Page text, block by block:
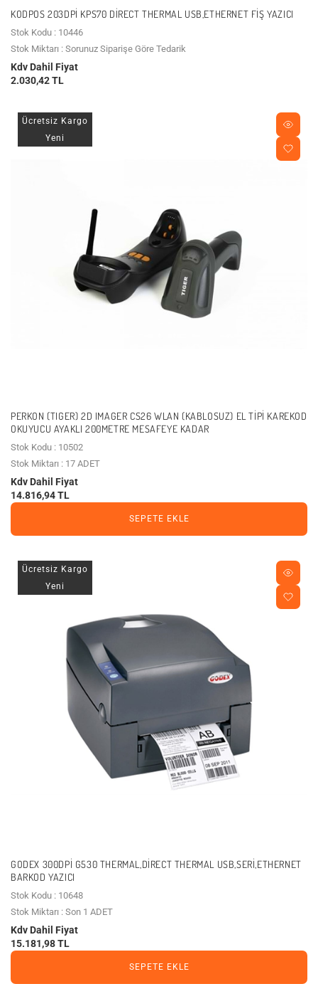
KODPOS 203DPI KPS70 DIRECT THERMAL USB,ETHERNET FIŞ YAZICI
Stok Kodu : 10446
Stok Miktarı : Sorunuz Siparişe Göre Tedarik
Kdv Dahil Fiyat
2.030,42 TL
Ücretsiz Kargo
Yeni
PERKON (TIGER) 2D IMAGER CS26 WLAN (KABLOSUZ) EL TIPI KAREKOD
OKUYUCU AYAKLI 200METRE MESAFEYE KADAR
Stok Kodu : 10502
Stok Miktarı : 17 ADET
Kdv Dahil Fiyat
14.816,94 TL
SEPETE EKLE
Ücretsiz Kargo
Yeni
GODEX 300DPI G530 THERMAL,DIRECT THERMAL USB,SERI,ETHERNET
BARKOD YAZICI
Stok Kodu : 10648
Stok Miktarı : Son 1 ADET
Kdv Dahil Fiyat
15.181,98 TL
SEPETE EKLE